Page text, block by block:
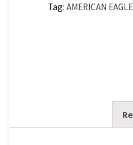
Tag: AMERICAN EAGLE